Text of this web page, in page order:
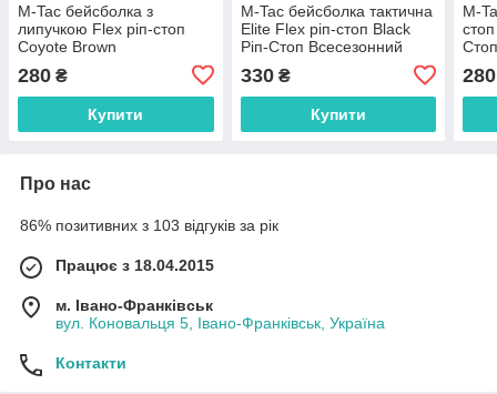
M-Tac бейсболка з
липучкою Flex ріп-стоп
Coyote Brown
280 ₴
Купити
M-Tac бейсболка тактична
Elite Flex ріп-стоп Black
Ріп-Стоп Всесезонний
330₴
Купити
M-
280
Про нас
86% позитивних з 103 відгуків за рік
Працює з 18.04.2015
м. Івано-Франківськ
вул. Коновальця 5, Івано-Франківськ, Україна
Контакти